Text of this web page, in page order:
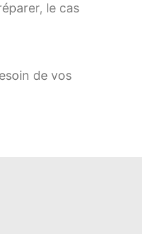
le cas
de vos